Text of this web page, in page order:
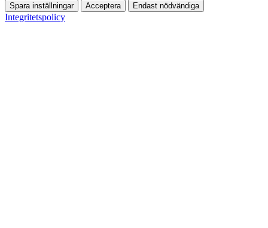
Spara inställningar Acceptera Endast nödvändiga
Integritetspolicy